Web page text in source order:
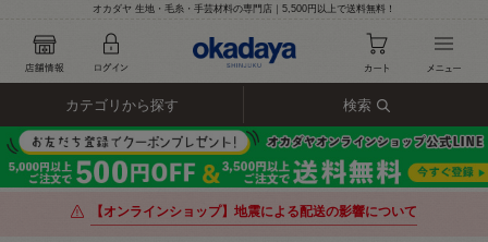
オカダヤ 生地・毛糸・手芸材料の専門店｜5,500円以上で送料無料！
カテゴリから探す 検索
【オンラインショップ】地震による配送の影響について